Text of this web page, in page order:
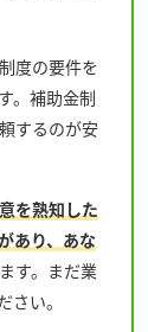
度の要件を
。補助金制
するのが安
を熟知した
あり、あな
す。まだ業
い。